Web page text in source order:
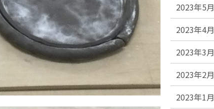
2023年5月
2023年4月
2023年3月
2023年2月
2023年1月